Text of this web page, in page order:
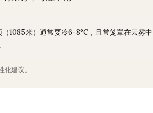
1085米）通常要冷6-8°C，且常笼罩在云雾
化建议。